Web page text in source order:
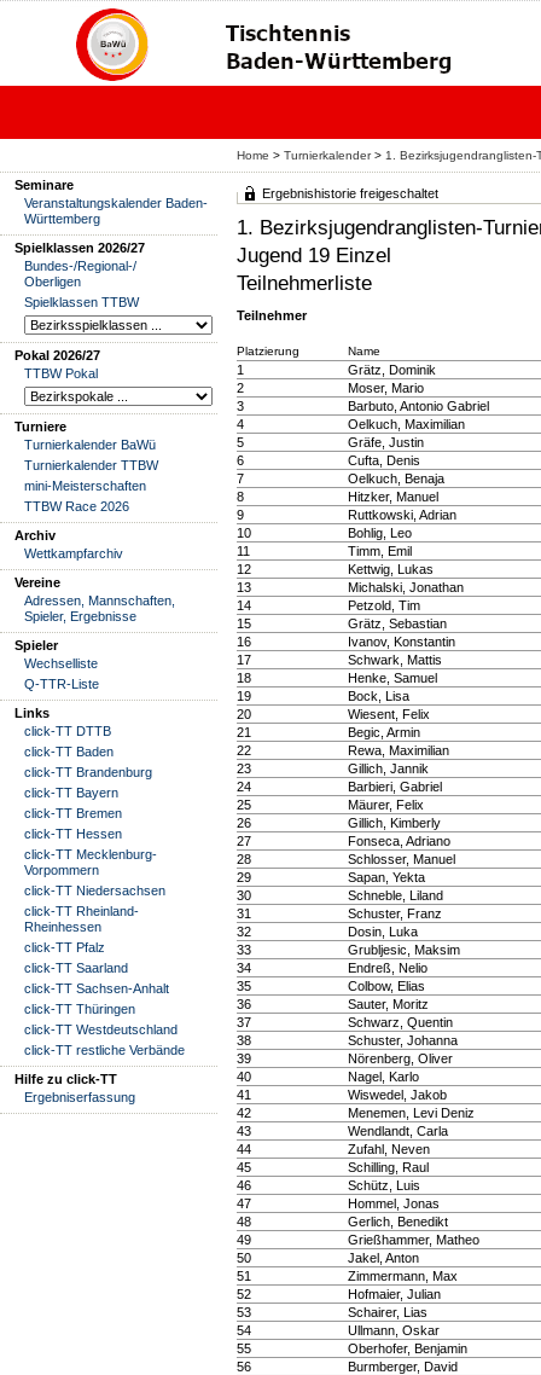
Home > Turnierkalender> 1.
Seminare
Veranstaltungskalender Baden-
Württemberg
Spielklassen 2026/27
Bundes-/Regional-/
Oberligen
Spielklassen TTBW
Pokal 2026/27
TTBW Pokal
Turniere
Turnierkalender BaWü
Turnierkalender TTBW
mini-Meisterschaften
TTBW Race 2026
Archiv
Wettkampfarchiv
Vereine
Adressen, Mannschaften,
Spieler, Ergebnisse
Spieler
Wechselliste
Q-TTR-Liste
Links
click-TT DTTB
click-TT Baden
click-TT Brandenburg
click-TT Bayern
click-TT Bremen
click-TT Hessen
click-TT Mecklenburg-
Vorpommern
click-TT Niedersachsen
click-TT Rheinland-
Rheinhessen
click-TT Pfalz
click-TT Saarland
click-TT Sachsen-Anhalt
click-TT Thüringen
click-TT Westdeutschland
click-TT restliche Verbände
Hilfe zu click-TT
Ergebniserfassung
Ergebnishistorie freigeschaltet
1. Bezirksjugendranglisten-
Jugend 19 Einzel
Teilnehmerliste
Teilnehmer
Platzierung Name
1
Grätz, Dominik
2
Moser, Mario
3
Barbuto, Antonio Gabriel
4
Oelkuch, Maximilian
5
Gräfe, Justin
6
Cufta, Denis
7
Oelkuch, Benaja
8
Hitzker, Manuel
9
Ruttkowski, Adrian
10
Bohlig, Leo
11
Timm, Emil
12
Kettwig, Lukas
13
Michalski, Jonathan
14
Petzold, Tim
15
Grätz, Sebastian
16
Ivanov, Konstantin
17
Schwark, Mattis
18
Henke, Samuel
19
Bock, Lisa
20
Wiesent, Felix
21
Begic, Armin
22
Rewa, Maximilian
23
Gillich, Jannik
24
Barbieri, Gabriel
25
Mäurer, Felix
26
Gillich, Kimberly
27
Fonseca, Adriano
28
Schlosser, Manuel
29
Sapan, Yekta
30
Schneble, Liland
31
Schuster, Franz
32
Dosin, Luka
33
Grubljesic, Maksim
34
Endreß, Nelio
35
Colbow, Elias
36
Sauter, Moritz
37
Schwarz, Quentin
38
Schuster, Johanna
39
Nörenberg, Oliver
40
Nagel, Karlo
41
Wiswedel, Jakob
42
Menemen, Levi Deniz
43
Wendlandt, Carla
44
Zufahl, Neven
45
Schilling, Raul
46
Schütz, Luis
47
Hommel, Jonas
48
Gerlich, Benedikt
49
Grießhammer, Matheo
50
Jakel, Anton
51
Zimmermann, Max
52
Hofmaier, Julian
53
Schairer, Lias
54
Ullmann, Oskar
55
Oberhofer, Benjamin
56
Burmberger, David